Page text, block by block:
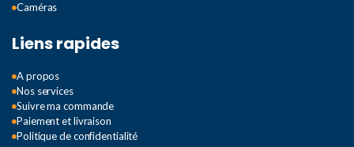
Caméras
Liens rapides
A propos
Nos services
Suivre ma commande
Paiement et livraison
Politique de confidentialité